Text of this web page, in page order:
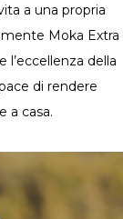
a una propria
Moka Extra
della
di rendere
a casa.